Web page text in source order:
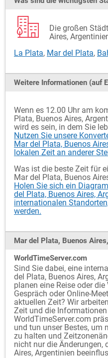
Die großen
Aires,
La Plata, Mar del Plata,
Weitere Informationen (auf
Wenn es 12.00 Uhr am
Plata, Buenos Aires,
wird es sein, in dem Sie
Nutzen Sie unsere
Mar del Plata, Buenos
lokalen Zeit an anderer
Was ist die beste Zeit für
Mar del Plata, Buenos
Holen Sie sich ein
del Plata, Buenos Aires,
internationalen
werden.
Mar del Plata, Buenos
WorldTimeServer.com
Sind Sie dabei, eine
del Plata, Buenos Aires,
planen eine Reise oder
Gespräch oder Online-
aktuellen Zeit? Wir
Zeit und die
WorldTimeServer.com
und tun unser Bestes, um
zu halten und
nicht nur die Änderungen,
Aires, Argentinien